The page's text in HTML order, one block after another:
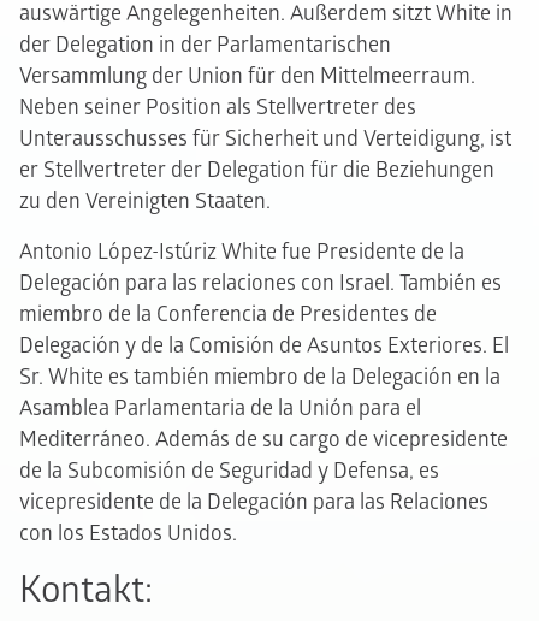
auswärtige Angelegenheiten. Außerdem sitzt White in
der Delegation in der Parlamentarischen
Versammlung der Union für den Mittelmeerraum.
Neben seiner Position als Stellvertreter des
Unterausschusses für Sicherheit und Verteidigung, ist
er Stellvertreter der Delegation für die Beziehungen
zu den Vereinigten Staaten.
Antonio López-Istúriz White fue Presidente de la
Delegación para las relaciones con Israel. También es
miembro de la Conferencia de Presidentes de
Delegación y de la Comisión de Asuntos Exteriores. El
Sr. White es también miembro de la Delegación en la
Asamblea Parlamentaria de la Unión para el
Mediterráneo. Además de su cargo de vicepresidente
de la Subcomisión de Seguridad y Defensa, es
vicepresidente de la Delegación para las Relaciones
con los Estados Unidos.
Kontakt: